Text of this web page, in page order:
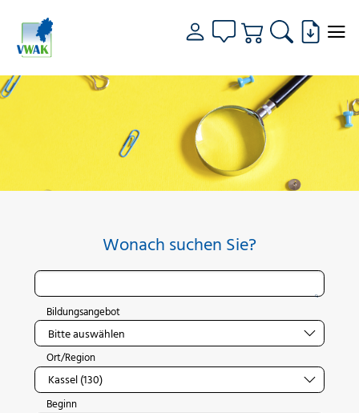
Wonach suchen Sie?
Bildungsangebot
Ort/Region
Beginn